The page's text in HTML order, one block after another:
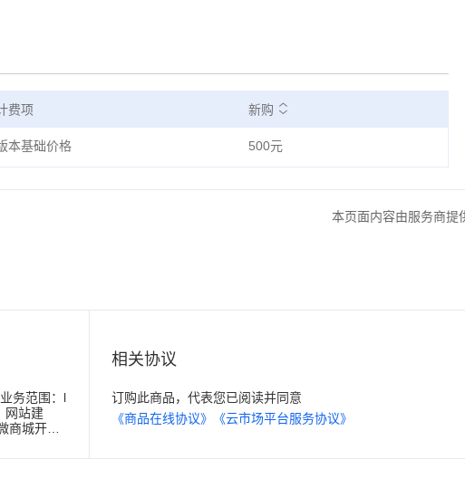
费项 新购
本基础价格 500元
本页面内容由服务商提
务范围：l
网站建
商城开
相关协议
订购此商品，代表您已阅读并同意
《商品在线协议》
《云市场平台服务协议》